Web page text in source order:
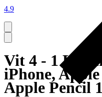
4.9
Vit 4 - 1
iPhone,
Apple Pencil